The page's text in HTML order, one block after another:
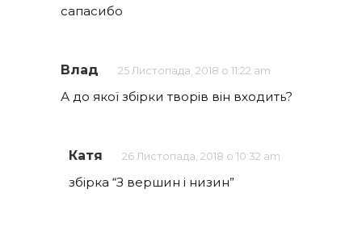
сапасибо
Влад 25 Листопада, 2018 о 11:22 am
А до якої збірки творів він входить?
Катя 26 Листопада, 2018 о 10:32 am
збірка “З вершин і низин”